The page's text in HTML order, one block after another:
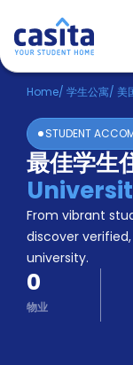
Home ZH
登
入
Booking
Accommodation
About
us
Blog
Refer
And
Earn
Become
Home/ 学生公寓/ 美
STUDENT
最佳学生
From vibrant
discover
university.
0
物业